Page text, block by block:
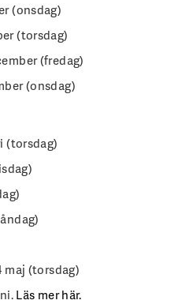
(onsdag)
(torsdag)
(fredag)
(onsdag)
(torsdag)
maj (torsdag)
Läs mer här.